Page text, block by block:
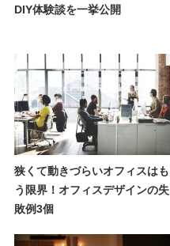
DIY体験談を一挙公開
狭くて動きづらいオフィスはも
う限界！オフィスデザインの失
敗例3個